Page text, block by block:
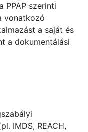
PPAP szerinti
vonatkozó
a saját és
a dokumentálási
IMDS, REACH,